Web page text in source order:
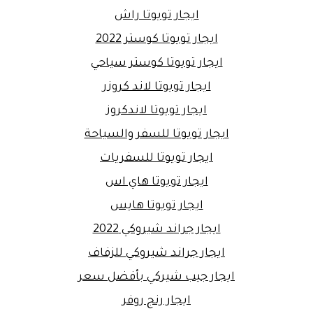
ايجار تويوتا راش
ايجار تويوتا كوستر 2022
ايجار تويوتا كوستر سياحي
ايجار تويوتا لاند كروزر
ايجار تويوتا لاندكروز
ايجار تويوتا للسفر والسياحة
ايجار تويوتا للسفريات
ايجار تويوتا هاي اس
ايجار تويوتا هايس
ايجار جراند شيروكي 2022
ايجار جراند شيروكي للزفاف
ايجار جيب شيركي بأفضل سعر
ايجار رنج روفر